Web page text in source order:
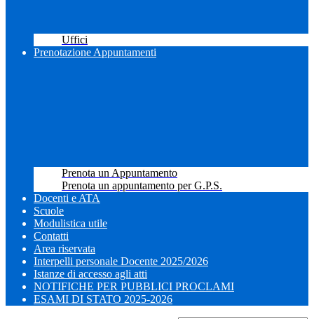
Uffici
Prenotazione Appuntamenti
Prenota un Appuntamento
Prenota un appuntamento per G.P.S.
Docenti e ATA
Scuole
Modulistica utile
Contatti
Area riservata
Interpelli personale Docente 2025/2026
Istanze di accesso agli atti
NOTIFICHE PER PUBBLICI PROCLAMI
ESAMI DI STATO 2025-2026